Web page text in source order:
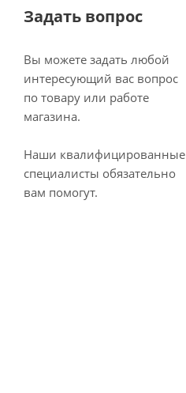
Задать вопрос
Вы можете задать любой
интересующий вас вопрос
по товару или работе
магазина.
Наши квалифицированные
специалисты обязательно
вам помогут.